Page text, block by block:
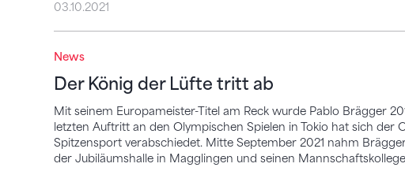
03.10.2021
News
Der König der Lüfte tritt ab
Mit seinem Europameister-Titel am Reck wurde Pablo Brägger
letzten Auftritt an den Olympischen Spielen in Tokio hat sich der
Spitzensport verabschiedet. Mitte September 2021 nahm
der Jubiläumshalle in Magglingen und seinen
Der König der Lüfte tritt ab